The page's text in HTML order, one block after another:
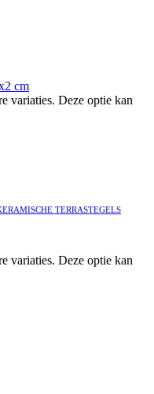
variaties. Deze optie kan
TERRASTEGELS
variaties. Deze optie kan